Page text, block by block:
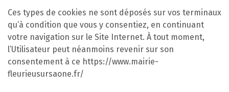
Ces types de cookies ne sont déposés sur vos terminaux
qu’à condition que vous y consentiez, en continuant
votre navigation sur le Site Internet. À tout moment,
l’Utilisateur peut néanmoins revenir sur son
consentement à ce https://www.mairie-
fleurieusursaone.fr/